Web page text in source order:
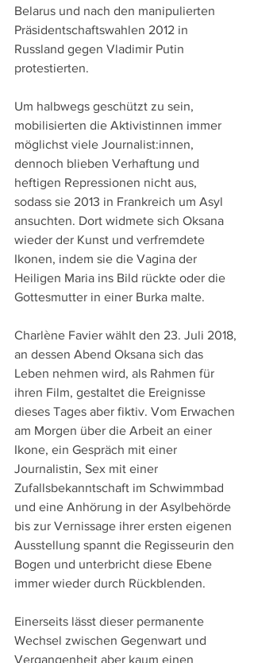
Belarus und nach den manipulierten
Präsidentschaftswahlen 2012 in
Russland gegen Vladimir Putin
protestierten.
Um halbwegs geschützt zu sein,
mobilisierten die Aktivistinnen immer
möglichst viele Journalist:innen,
dennoch blieben Verhaftung und
heftigen Repressionen nicht aus,
sodass sie 2013 in Frankreich um Asyl
ansuchten. Dort widmete sich Oksana
wieder der Kunst und verfremdete
Ikonen, indem sie die Vagina der
Heiligen Maria ins Bild rückte oder die
Gottesmutter in einer Burka malte.
Charlène Favier wählt den 23. Juli 2018,
an dessen Abend Oksana sich das
Leben nehmen wird, als Rahmen für
ihren Film, gestaltet die Ereignisse
dieses Tages aber fiktiv. Vom Erwachen
am Morgen über die Arbeit an einer
Ikone, ein Gespräch mit einer
Journalistin, Sex mit einer
Zufallsbekanntschaft im Schwimmbad
und eine Anhörung in der Asylbehörde
bis zur Vernissage ihrer ersten eigenen
Ausstellung spannt die Regisseurin den
Bogen und unterbricht diese Ebene
immer wieder durch Rückblenden.
Einerseits lässt dieser permanente
Wechsel zwischen Gegenwart und
Vergangenheit aber kaum einen